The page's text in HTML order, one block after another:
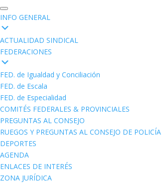
INFO GENERAL
ACTUALIDAD SINDICAL
FEDERACIONES
FED. de Igualdad y Conciliación
FED. de Escala
FED. de Especialidad
COMITÉS FEDERALES & PROVINCIALES
PREGUNTAS AL CONSEJO
RUEGOS Y PREGUNTAS AL CONSEJO DE POLICÍA
DEPORTES
AGENDA
ENLACES DE INTERÉS
ZONA JURÍDICA